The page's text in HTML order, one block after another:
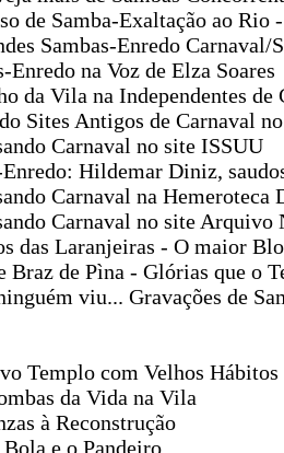
de Samba-Exaltação ao Rio
Sambas-Enredo Carnaval/
Enredo na Voz de Elza Soares
da Vila na Independentes de
Sites Antigos de Carnaval
Carnaval no site ISSUU
Enredo: Hildemar Diniz,
Carnaval na Hemeroteca
Carnaval no site Arquivo
das Laranjeiras - O maior
Braz de Pìna - Glórias que o
viu... Gravações de
Templo com Velhos Hábitos
da Vida na Vila
à Reconstrução
e o Pandeiro